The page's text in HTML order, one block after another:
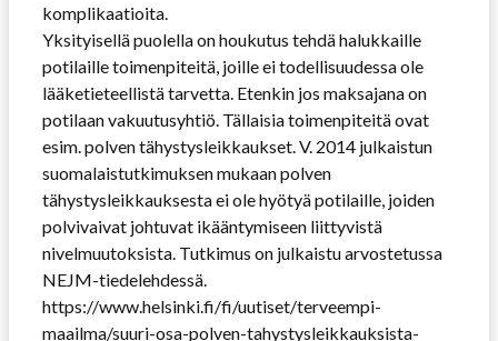
komplikaatioita.
Yksityisellä puolella on houkutus tehdä halukkaille
potilaille toimenpiteitä, joille ei todellisuudessa ole
lääketieteellistä tarvetta. Etenkin jos maksajana on
potilaan vakuutusyhtiö. Tällaisia toimenpiteitä ovat
esim. polven tähystysleikkaukset. V. 2014 julkaistun
suomalaistutkimuksen mukaan polven
tähystysleikkauksesta ei ole hyötyä potilaille, joiden
polvivaivat johtuvat ikääntymiseen liittyvistä
nivelmuutoksista. Tutkimus on julkaistu arvostetussa
NEJM-tiedelehdessä.
https://www.helsinki.fi/fi/uutiset/terveempi-
maailma/suuri-osa-polven-tahystysleikkauksista-